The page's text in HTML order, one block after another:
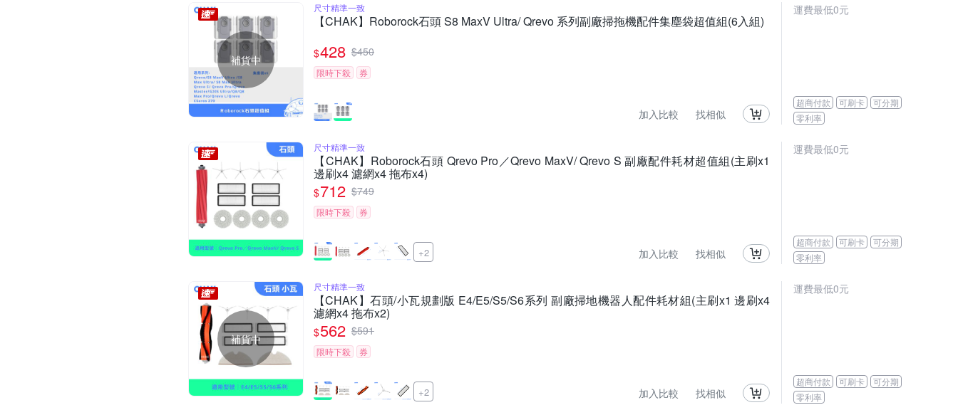
補貨中
尺寸精準一致
【CHAK】Roborock石頭 S8 MaxV Ultra/ Qrevo 系列副廠掃拖機配件集塵袋超值組(6入組)
$428 $450
限時下殺 券
加入比較 找相似
運費最低0元
超商付款 可刷卡
可分期
零利率
尺寸精準一致
【CHAK】Roborock石頭 Qrevo Pro／Qrevo MaxV/ Qrevo S 副廠配件耗材超值組(主刷x1
邊刷x4 濾網x4 拖布x4)
$712 $749
限時下殺 券
+2 加入比較 找相似
運費最低0元
超商付款 可刷卡
可分期
零利率
補貨中
尺寸精準一致
【CHAK】石頭/小瓦規劃版 E4/E5/S5/S6系列 副廠掃地機器人配件耗材組(主刷x1 邊刷x4
濾網x4 拖布x2)
$562 $591
限時下殺 券
+2 加入比較 找相似
運費最低0元
超商付款 可刷卡
可分期
零利率